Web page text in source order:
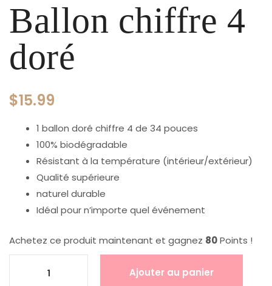
Ballon chiffre 4
doré
$15.99
1 ballon doré chiffre 4 de 34 pouces
100% biodégradable
Résistant à la température (intérieur/extérieur)
Qualité supérieure
naturel durable
Idéal pour n’importe quel événement
Achetez ce produit maintenant et gagnez 80Points !
Ajouter au panier